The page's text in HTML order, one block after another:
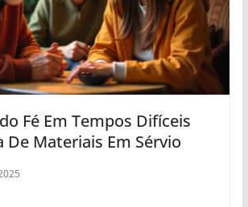
Fé Em Tempos Difíceis
De Materiais Em Sérvio